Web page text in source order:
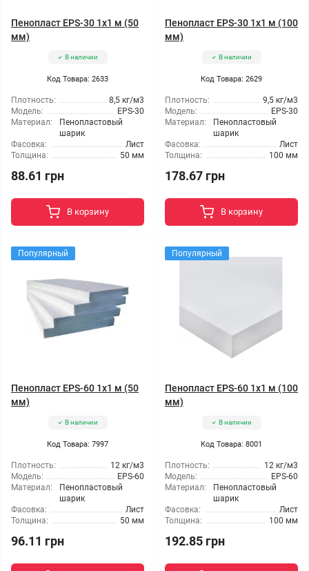
Пенопласт EPS-30 1x1 м (50
мм)
В наличии
Код Товара: 2633
Плотность:
8,5 кг/м3
Модель:
EPS-30
Материал:
Пенопластовый
шарик
Фасовка:
Лист
Толщина:
50 мм
88.61 грн
В корзину
Пенопласт EPS-30 1x1 м (100
мм)
В наличии
Код Товара: 2629
Плотность:
9,5 кг/м3
Модель:
EPS-30
Материал:
Пенопластовый
шарик
Фасовка:
Лист
Толщина:
100 мм
178.67 грн
В корзину
Популярный
Пенопласт EPS-60 1x1 м (50
мм)
В наличии
Код Товара: 7997
Плотность:
12 кг/м3
Модель:
EPS-60
Материал:
Пенопластовый
шарик
Фасовка:
Лист
Толщина:
50 мм
96.11 грн
Популярный
Пенопласт EPS-60 1x1 м (100
мм)
В наличии
Код Товара: 8001
Плотность:
12 кг/м3
Модель:
EPS-60
Материал:
Пенопластовый
шарик
Фасовка:
Лист
Толщина:
100 мм
192.85 грн